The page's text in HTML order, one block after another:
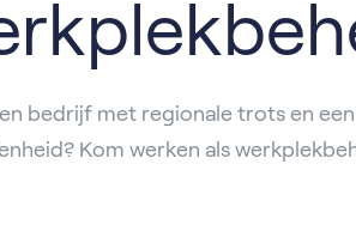
bedrijf met regionale trots en
Kom werken als